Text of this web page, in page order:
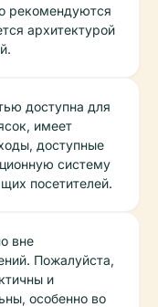
рекомендуются
архитектурой
доступна для
имеет
доступные
систему
посетителей.
вне
Пожалуйста,
и
особенно во